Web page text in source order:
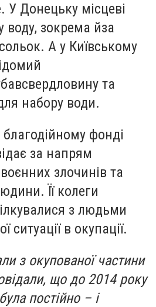
Донецьку місцеві
зокрема йза
. А у Київському
свердловину та
набору води.
фонді
за напрям
злочинів та
Її колеги
з людьми
ситуації в окупації.
з окупованої частини
що до 2014 року
постійно – і